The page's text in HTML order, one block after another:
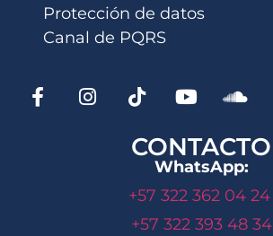
Protección de datos
Canal de PQRS
CONTACTO
WhatsApp:
+57 322 362 04 24
+57 322 393 48 34